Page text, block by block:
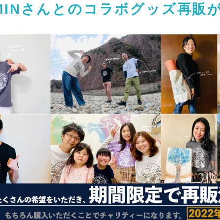
さんとのコラボグッズ再販